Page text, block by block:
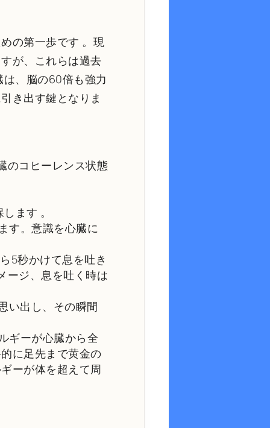
の第一歩です 。現
が、これらは過去
は、脳の60倍も強力
き出す鍵となりま
のコヒーレンス状態
します 。
す。意識を心臓に
5秒かけて息を吐き
ージ、息を吐く時は
い出し、その瞬間
ギーが心臓から全
に足先まで黄金の
ーが体を超えて周